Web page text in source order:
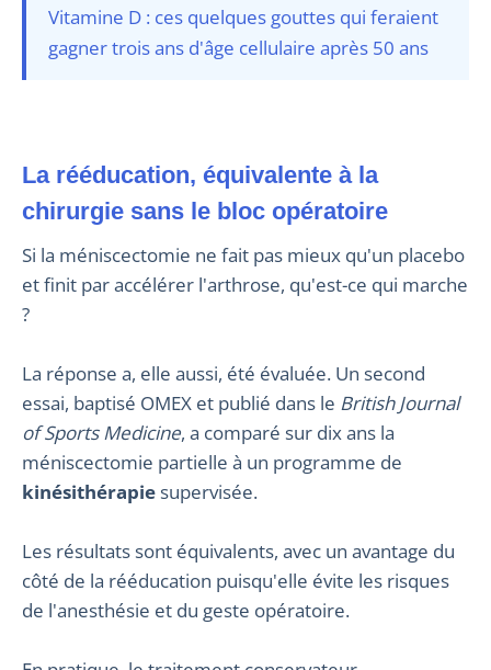
Vitamine D : ces quelques gouttes qui feraient
gagner trois ans d'âge cellulaire après 50 ans
La rééducation, équivalente à la
chirurgie sans le bloc opératoire
Si la méniscectomie ne fait pas mieux qu'un placebo
et finit par accélérer l'arthrose, qu'est-ce qui marche
?
La réponse a, elle aussi, été évaluée. Un second
essai, baptisé OMEX et publié dans le British Journal
of Sports Medicine, a comparé sur dix ans la
méniscectomie partielle à un programme de
kinésithérapie supervisée.
Les résultats sont équivalents, avec un avantage du
côté de la rééducation puisqu'elle évite les risques
de l'anesthésie et du geste opératoire.